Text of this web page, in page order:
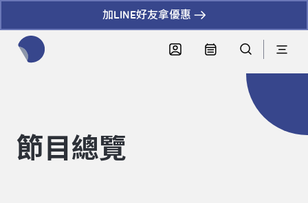
加LINE好友拿優惠
節目總覽